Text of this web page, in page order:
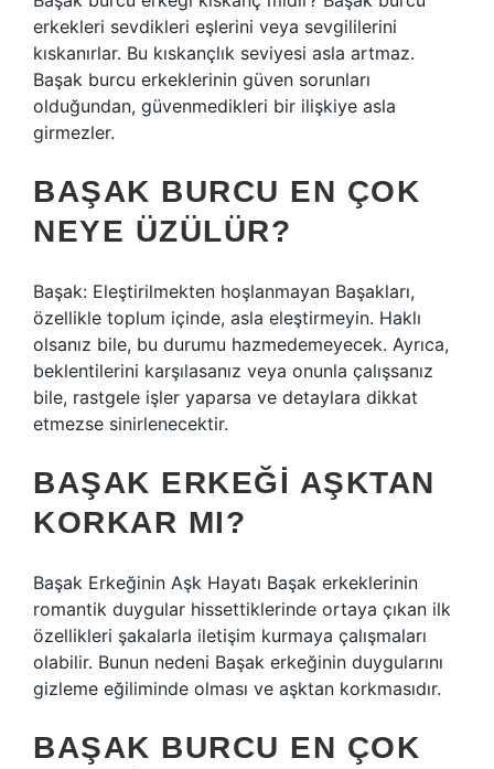
erkekleri sevdikleri eşlerini veya sevgililerini
kıskanırlar. Bu kıskançlık seviyesi asla artmaz.
Başak burcu erkeklerinin güven sorunları
olduğundan, güvenmedikleri bir ilişkiye asla
girmezler.
BAŞAK BURCU EN ÇOK
NEYE ÜZÜLÜR?
Başak: Eleştirilmekten hoşlanmayan Başakları,
özellikle toplum içinde, asla eleştirmeyin. Haklı
olsanız bile, bu durumu hazmedemeyecek. Ayrıca,
beklentilerini karşılasanız veya onunla çalışsanız
bile, rastgele işler yaparsa ve detaylara dikkat
etmezse sinirlenecektir.
BAŞAK ERKEĞI AŞKTAN
KORKAR MI?
Başak Erkeğinin Aşk Hayatı Başak erkeklerinin
romantik duygular hissettiklerinde ortaya çıkan ilk
özellikleri şakalarla iletişim kurmaya çalışmaları
olabilir. Bunun nedeni Başak erkeğinin duygularını
gizleme eğiliminde olması ve aşktan korkmasıdır.
BAŞAK BURCU EN ÇOK